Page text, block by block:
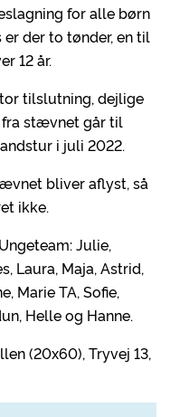
for alle børn
er der to tønder, en til
12 år.
tilslutning, dejlige
fra stævnet går til
i juli 2022.
bliver aflyst, så
ikke.
Julie,
Laura, Maja, Astrid,
Marie TA, Sofie,
Helle og Hanne.
(20x60), Tryvej 13,